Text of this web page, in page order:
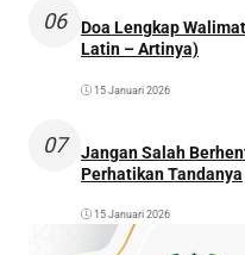
06
Doa Lengkap
Latin – Artinya)
15 Januari 2026
07
Jangan Salah
Perhatikan Tandanya
15 Januari 2026